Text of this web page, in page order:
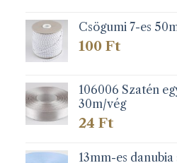
Csögumi 7-es
100 Ft
106006 Szatén
30m/vég
24 Ft
13mm-es